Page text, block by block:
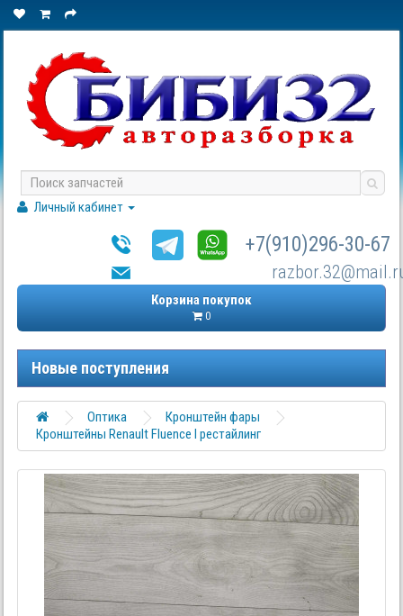
Личный кабинет
+7(910)296-30-67
Корзина покупок
0
Новые поступления
Оптика
Кронштейн фары
Кронштейны Renault Fluence I рестайлинг